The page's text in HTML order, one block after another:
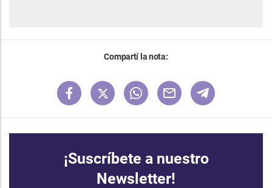
Compartí la nota:
¡Suscríbete a nuestro
Newsletter!